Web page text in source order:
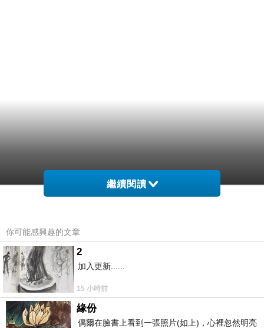
繼續閱讀
你可能感興趣的文章
2
加入更新......
15 小時前
緣份
偶爾在臉書上看到一張照片(如上)，心裡忽然明亮